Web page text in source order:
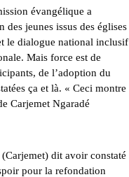
évangélique a
jeunes issus des églises
le dialogue national inclusif
Mais force est de
de l’adoption du
ça et là. « Ceci montre
Carjemet Ngaradé
dit avoir constaté
pour la refondation